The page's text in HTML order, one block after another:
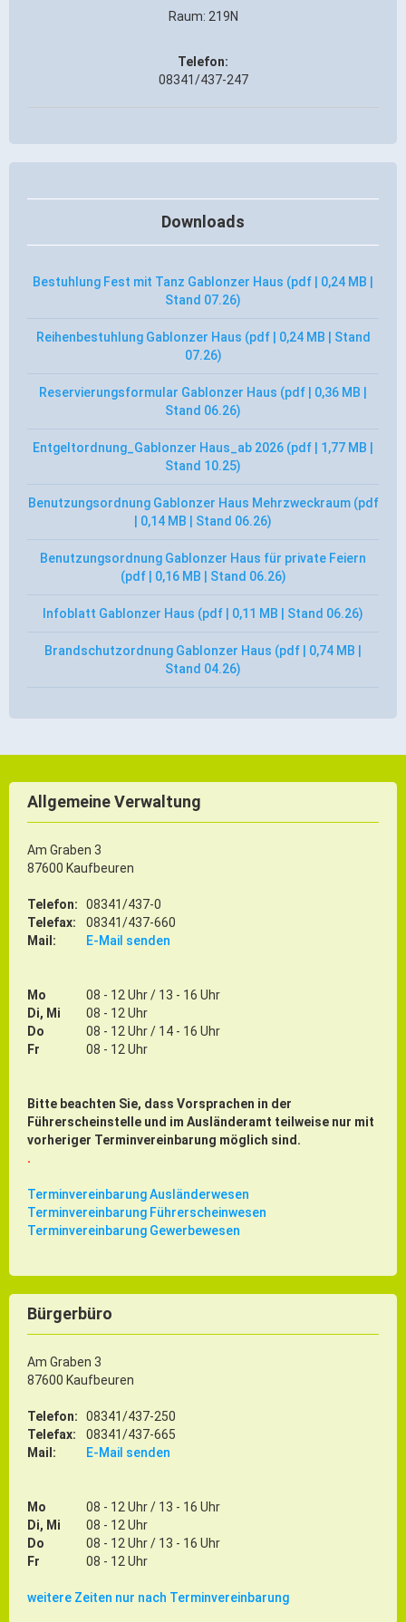
ÖPNV
Gesundheit
Integration & Vielfalt
Wirtschaft & Handel
Wirtschaftsstandort
Gewerbegebiete
Gründung
Einzelhandel & aktive Innenstadt
Marketing-Kampagne
Tourismus- & Stadtmarketing
Raum: 219N
Telefon:
08341/437-247
Downloads
Bestuhlung Fest mit Tanz Gablonzer Haus (pdf | 0,24 MB |
Stand 07.26)
Reihenbestuhlung Gablonzer Haus (pdf | 0,24 MB | Stand
07.26)
Reservierungsformular Gablonzer Haus (pdf | 0,36 MB |
Stand 06.26)
Entgeltordnung_Gablonzer Haus_ab 2026 (pdf | 1,77 MB |
Stand 10.25)
Benutzungsordnung Gablonzer Haus Mehrzweckraum (pdf
| 0,14 MB | Stand 06.26)
Benutzungsordnung Gablonzer Haus für private Feiern
(pdf | 0,16 MB | Stand 06.26)
Infoblatt Gablonzer Haus (pdf | 0,11 MB | Stand 06.26)
Brandschutzordnung Gablonzer Haus (pdf | 0,74 MB |
Stand 04.26)
Allgemeine Verwaltung
Am Graben 3
87600 Kaufbeuren
Telefon:
08341/437-0
Telefax:
08341/437-660
Mail:
E-Mail senden
Mo
08 - 12 Uhr / 13 - 16 Uhr
Di, Mi
08 - 12 Uhr
Do
08 - 12 Uhr / 14 - 16 Uhr
Fr
08 - 12 Uhr
Bitte beachten Sie, dass Vorsprachen in der
Führerscheinstelle und im Ausländeramt teilweise nur mit
vorheriger Terminvereinbarung möglich sind.
.
Terminvereinbarung Ausländerwesen
Terminvereinbarung Führerscheinwesen
Terminvereinbarung Gewerbewesen
Bürgerbüro
Am Graben 3
87600 Kaufbeuren
Telefon:
08341/437-250
Telefax:
08341/437-665
Mail:
E-Mail senden
Mo
08 - 12 Uhr / 13 - 16 Uhr
Di, Mi
08 - 12 Uhr
Do
08 - 12 Uhr / 13 - 16 Uhr
Fr
08 - 12 Uhr
weitere Zeiten nur nach Terminvereinbarung